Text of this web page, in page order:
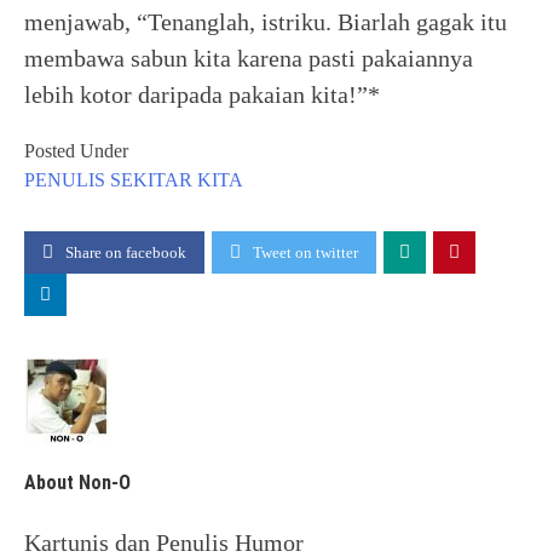
menjawab, “Tenanglah, istriku. Biarlah gagak itu
membawa sabun kita karena pasti pakaiannya
lebih kotor daripada pakaian kita!”*
Posted Under
PENULIS SEKITAR KITA
Share on facebook Tweet on twitter
About Non-O
Kartunis dan Penulis Humor